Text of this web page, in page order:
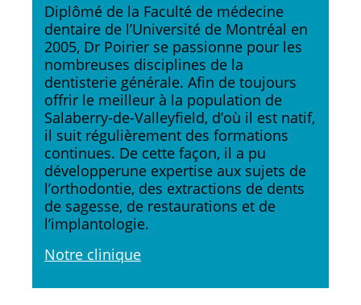
Diplômé de la Faculté de médecine
dentaire de l’Université de Montréal en
2005, Dr Poirier se passionne pour les
nombreuses disciplines de la
dentisterie générale. Afin de toujours
offrir le meilleur à la population de
Salaberry-de-Valleyfield, d’où il est natif,
il suit régulièrement des formations
continues. De cette façon, il a pu
développerune expertise aux sujets de
l’orthodontie, des extractions de dents
de sagesse, de restaurations et de
l’implantologie.
Notre clinique